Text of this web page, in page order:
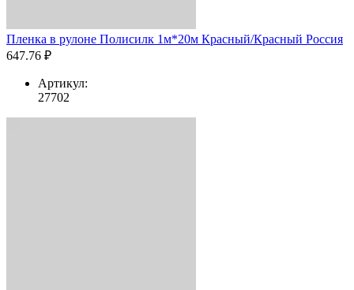
Пленка в рулоне Полисилк 1м*20м Красный/Красный Россия
647.76 ₽
Артикул:
27702